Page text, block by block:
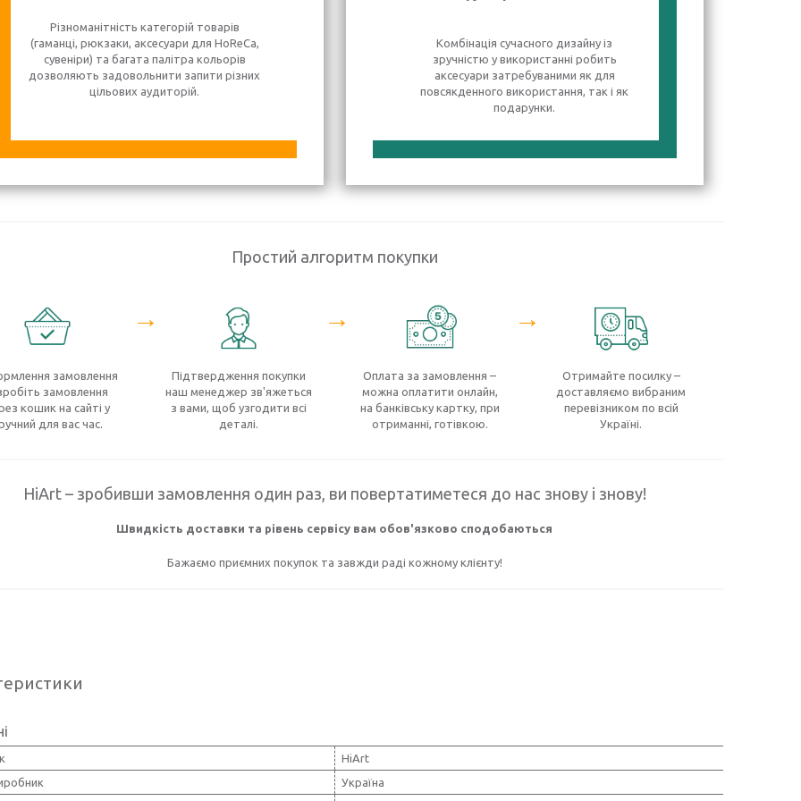
Різноманітність категорій товарів
(гаманці, рюкзаки, аксесуари для HoReCa,
сувеніри) та багата палітра кольорів
дозволяють задовольнити запити різних
цільових аудиторій.
Комбінація сучасного дизайну із
зручністю у використанні робить
аксесуари затребуваними як для
повсякденного використання, так і як
подарунки.
Простий алгоритм покупки
замовлення
замовлення
кошик на сайті у
для вас час.
→
Підтвердження покупки
наш менеджер зв'яжеться
з вами, щоб узгодити всі
деталі.
→
Оплата за замовлення –
можна оплатити онлайн,
на банківську картку, при
отриманні, готівкою.
→
Отримайте посилку –
доставляємо вибраним
перевізником по всій
Україні.
HiArt – зробивши замовлення один раз, ви повертатиметеся до нас знову і знову!
Швидкість доставки та рівень сервісу вам обов'язково сподобаються
Бажаємо приємних покупок та завжди раді кожному клієнту!
HiArt
Україна